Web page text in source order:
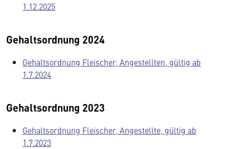
1.12.2025
Gehaltsordnung 2024
Gehaltsordnung Fleischer, Angestellten, gültig ab
1.7.2024
Gehaltsordnung 2023
Gehaltsordnung Fleischer, Angestellte, gültig ab
1.7.2023